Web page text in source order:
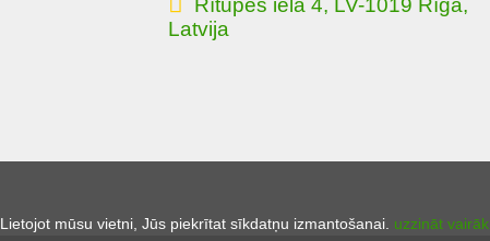
Lietojot mūsu vietni, Jūs piekrītat sīkdatņu izmantošanai. uzzināt vairāk
Rītupes iela 4, LV-1019 Rīga,
Latvija